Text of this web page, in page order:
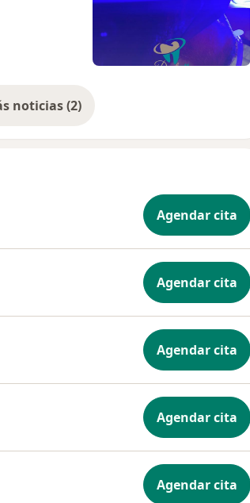
Mostrar más noticias (2)
Agendar cita
Agendar cita
Agendar cita
Agendar cita
Agendar cita